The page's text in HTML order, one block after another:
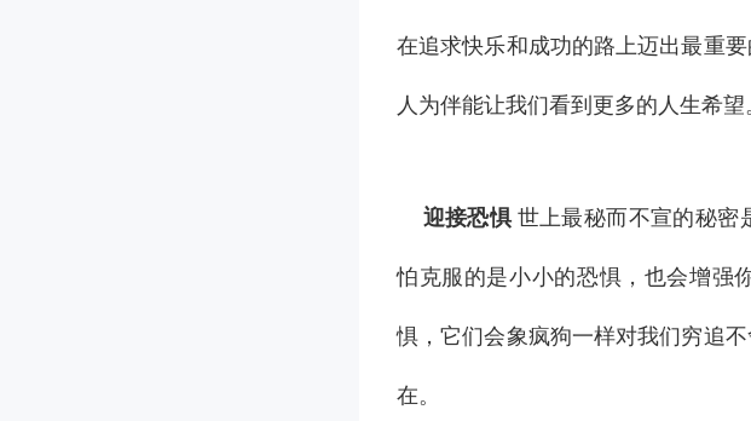
在追求快乐和成功的路上迈出最重
人为伴能让我们看到更多的人生希望
迎接恐惧世上最秘而不宣的秘密
怕克服的是小小的恐惧，也会增强
惧，它们会象疯狗一样对我们穷追
在。